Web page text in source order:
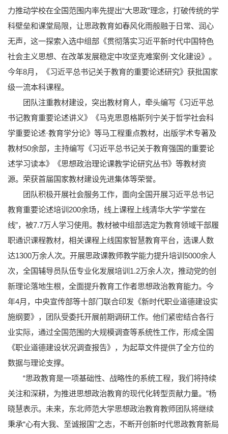
力推动学校在全国范围内率先提出“大思政”理念，打破传统的学
科壁垒和课堂局限，让思政教育如春风化雨般融于日常、润心
无声，这一探索入选中组部《贯彻落实习近平新时代中国特色
社会主义思想、在改革发展稳定中攻坚克难案例·文化建设》。
今年8月，《习近平总书记关于教育的重要论述研究》获批国家
级一流本科课程。
团队注重教材建设，突出教材育人，牵头编写《习近平总
书记教育重要论述讲义》《马克思恩格斯列宁关于哲学社会科
学重要论述·教育学分论》等马工程重点教材，出版学术专著及
教材50余部，主持编写《习近平总书记关于教育强国的重要论
述学习读本》《思想政治理论课教学论研究丛书》等教材资
源。荣获首届国家教材建设先进集体等荣誉。
团队积极开展社会服务工作，面向全国开展习近平总书记
教育重要论述培训200余场，线上课程上线清华大学“学堂在
线”，被7.7万人学习使用。教材被中组部选定为教育领域干部履
职通识课程教材，相关课程上线国家智慧教育平台，选课人数
达1300万余人次。开展思政课教师教学能力提升培训5000余人
次，全国辅导员队伍专业化发展培训1.2万余人次，推动党的创
新理论落地生根，全面提升教育工作者思想政治教育能力。今
年4月，中央宣传部等十部门联合印发《新时代职业道德建设实
施纲要》，团队受委托开展前期调研工作。他们紧密结合各行
业实际，通过全国范围的大规模调查等系统性工作，形成全国
《职业道德建设状况调查报告》，为起草文件提供了全方位的
数据与理论支撑。
“思政教育是一项基础性、战略性的系统工程，我们将持续
关注和深耕，为推进思想政治教育的现代化转型贡献力量。”杨
晓慧表示。未来，东北师范大学思想政治教育教师团队将继续
秉承“心有大我、至诚报国”之志，不断开创新时代思政教育新局